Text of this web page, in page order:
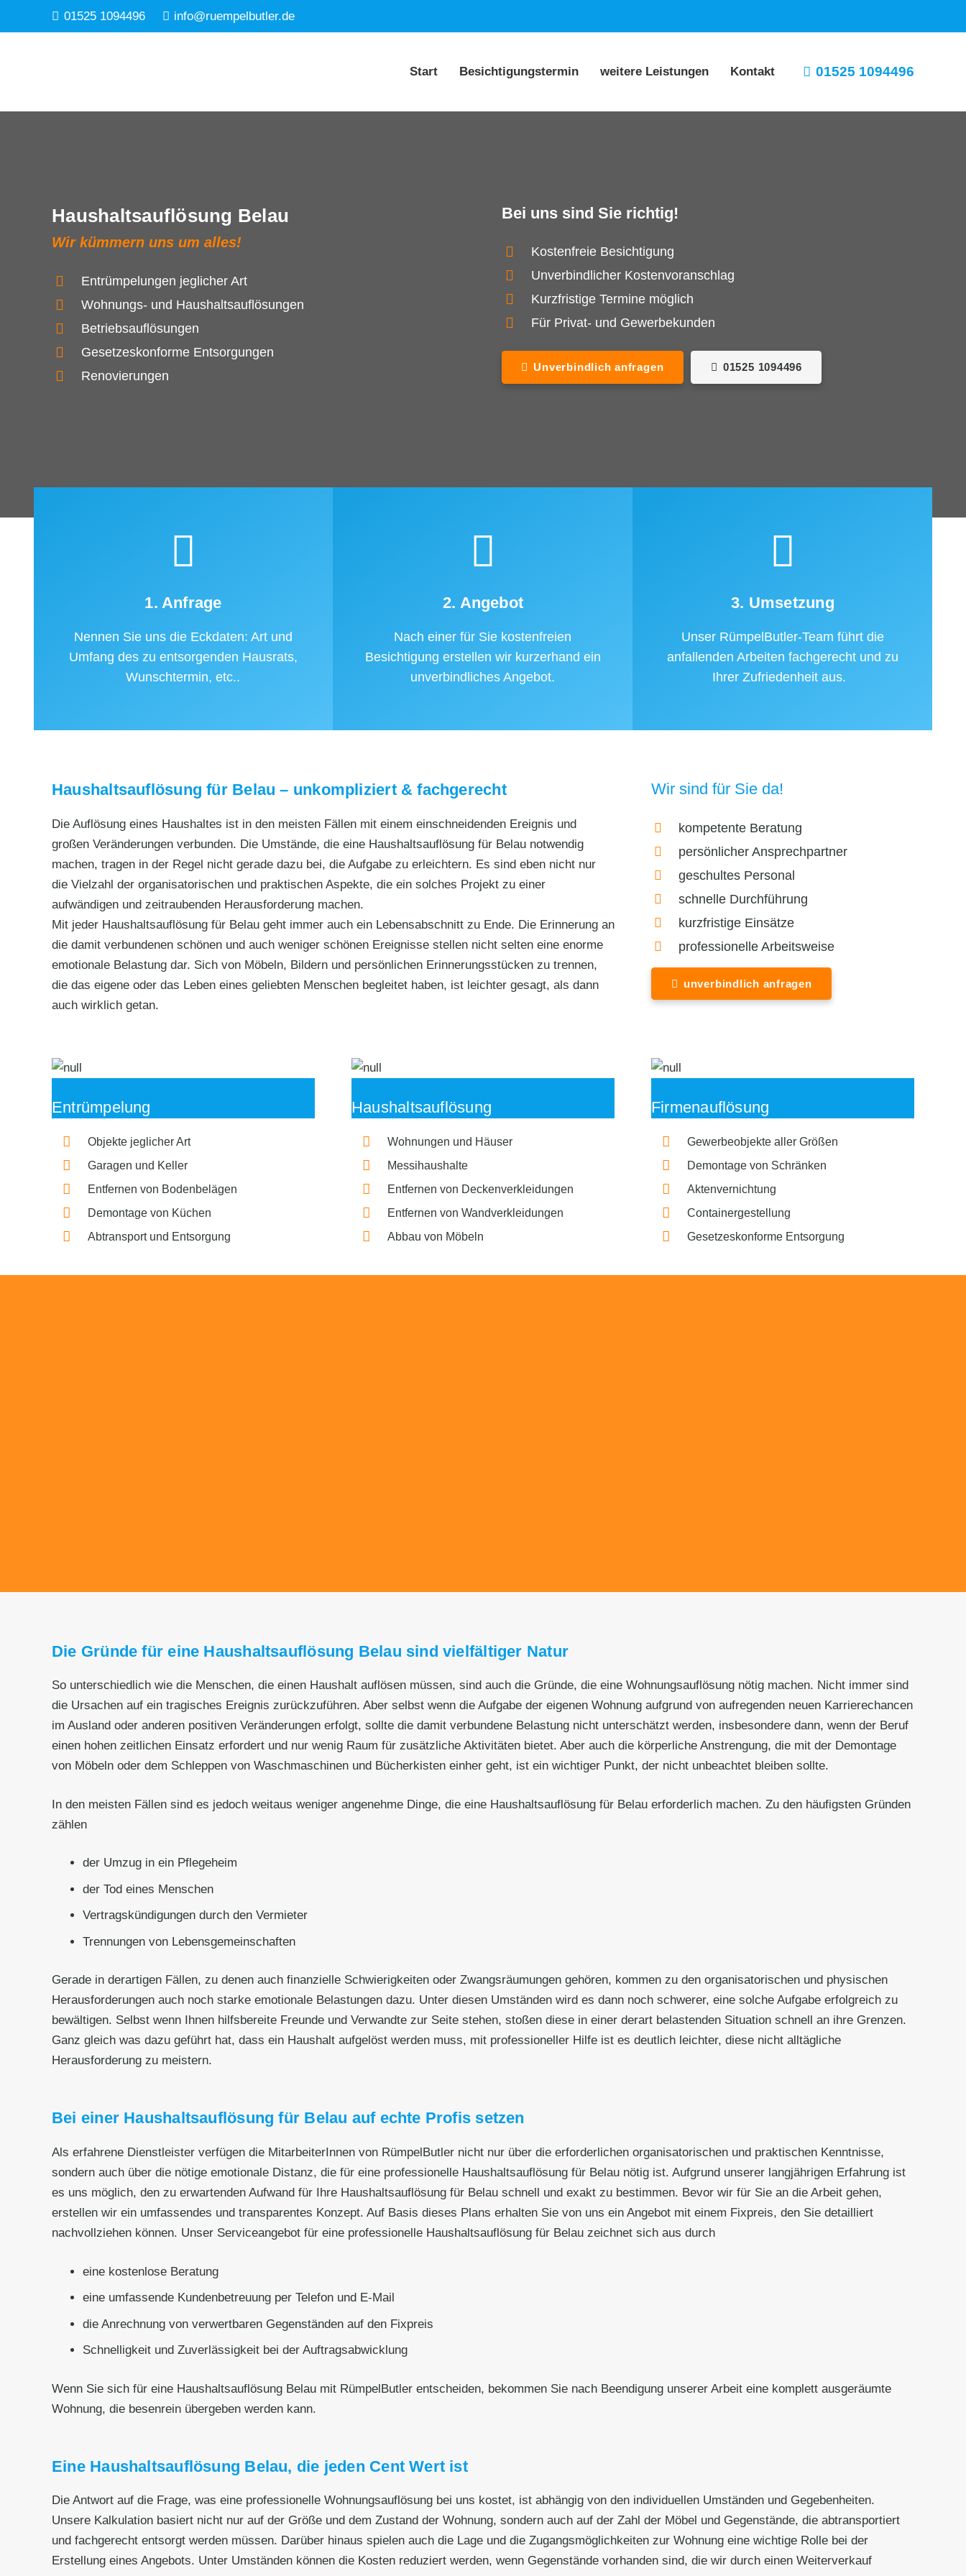
01525 1094496 info@ruempelbutler.de
Start Besichtigungstermin weitere Leistungen Kontakt 01525 1094496
Haushaltsauflösung Belau
Wir kümmern uns um alles!
Entrümpelungen jeglicher Art
Wohnungs- und Haushaltsauflösungen
Betriebsauflösungen
Gesetzeskonforme Entsorgungen
Renovierungen
Bei uns sind Sie richtig!
Kostenfreie Besichtigung
Unverbindlicher Kostenvoranschlag
Kurzfristige Termine möglich
Für Privat- und Gewerbekunden
Unverbindlich anfragen 01525 1094496
1. Anfrage
Nennen Sie uns die Eckdaten: Art und
Umfang des zu entsorgenden Hausrats,
Wunschtermin, etc..
2. Angebot
Nach einer für Sie kostenfreien
Besichtigung erstellen wir kurzerhand ein
unverbindliches Angebot.
3. Umsetzung
Unser RümpelButler-Team führt die
anfallenden Arbeiten fachgerecht und zu
Ihrer Zufriedenheit aus.
Haushaltsauflösung für Belau – unkompliziert & fachgerecht
Die Auflösung eines Haushaltes ist in den meisten Fällen mit einem einschneidenden Ereignis und
großen Veränderungen verbunden. Die Umstände, die eine Haushaltsauflösung für Belau notwendig
machen, tragen in der Regel nicht gerade dazu bei, die Aufgabe zu erleichtern. Es sind eben nicht nur
die Vielzahl der organisatorischen und praktischen Aspekte, die ein solches Projekt zu einer
aufwändigen und zeitraubenden Herausforderung machen.
Mit jeder Haushaltsauflösung für Belau geht immer auch ein Lebensabschnitt zu Ende. Die Erinnerung an
die damit verbundenen schönen und auch weniger schönen Ereignisse stellen nicht selten eine enorme
emotionale Belastung dar. Sich von Möbeln, Bildern und persönlichen Erinnerungsstücken zu trennen,
die das eigene oder das Leben eines geliebten Menschen begleitet haben, ist leichter gesagt, als dann
auch wirklich getan.
Wir sind für Sie da!
kompetente Beratung
persönlicher Ansprechpartner
geschultes Personal
schnelle Durchführung
kurzfristige Einsätze
professionelle Arbeitsweise
unverbindlich anfragen
Entrümpelung
Objekte jeglicher Art
Garagen und Keller
Entfernen von Bodenbelägen
Demontage von Küchen
Abtransport und Entsorgung
Haushaltsauflösung
Wohnungen und Häuser
Messihaushalte
Entfernen von Deckenverkleidungen
Entfernen von Wandverkleidungen
Abbau von Möbeln
Firmenauflösung
Gewerbeobjekte aller Größen
Demontage von Schränken
Aktenvernichtung
Containergestellung
Gesetzeskonforme Entsorgung
Die Gründe für eine Haushaltsauflösung Belau sind vielfältiger Natur
So unterschiedlich wie die Menschen, die einen Haushalt auflösen müssen, sind auch die Gründe, die eine Wohnungsauflösung nötig machen. Nicht immer sind
die Ursachen auf ein tragisches Ereignis zurückzuführen. Aber selbst wenn die Aufgabe der eigenen Wohnung aufgrund von aufregenden neuen Karrierechancen
im Ausland oder anderen positiven Veränderungen erfolgt, sollte die damit verbundene Belastung nicht unterschätzt werden, insbesondere dann, wenn der Beruf
einen hohen zeitlichen Einsatz erfordert und nur wenig Raum für zusätzliche Aktivitäten bietet. Aber auch die körperliche Anstrengung, die mit der Demontage
von Möbeln oder dem Schleppen von Waschmaschinen und Bücherkisten einher geht, ist ein wichtiger Punkt, der nicht unbeachtet bleiben sollte.
In den meisten Fällen sind es jedoch weitaus weniger angenehme Dinge, die eine Haushaltsauflösung für Belau erforderlich machen. Zu den häufigsten Gründen
zählen
der Umzug in ein Pflegeheim
der Tod eines Menschen
Vertragskündigungen durch den Vermieter
Trennungen von Lebensgemeinschaften
Gerade in derartigen Fällen, zu denen auch finanzielle Schwierigkeiten oder Zwangsräumungen gehören, kommen zu den organisatorischen und physischen
Herausforderungen auch noch starke emotionale Belastungen dazu. Unter diesen Umständen wird es dann noch schwerer, eine solche Aufgabe erfolgreich zu
bewältigen. Selbst wenn Ihnen hilfsbereite Freunde und Verwandte zur Seite stehen, stoßen diese in einer derart belastenden Situation schnell an ihre Grenzen.
Ganz gleich was dazu geführt hat, dass ein Haushalt aufgelöst werden muss, mit professioneller Hilfe ist es deutlich leichter, diese nicht alltägliche
Herausforderung zu meistern.
Bei einer Haushaltsauflösung für Belau auf echte Profis setzen
Als erfahrene Dienstleister verfügen die MitarbeiterInnen von RümpelButler nicht nur über die erforderlichen organisatorischen und praktischen Kenntnisse,
sondern auch über die nötige emotionale Distanz, die für eine professionelle Haushaltsauflösung für Belau nötig ist. Aufgrund unserer langjährigen Erfahrung ist
es uns möglich, den zu erwartenden Aufwand für Ihre Haushaltsauflösung für Belau schnell und exakt zu bestimmen. Bevor wir für Sie an die Arbeit gehen,
erstellen wir ein umfassendes und transparentes Konzept. Auf Basis dieses Plans erhalten Sie von uns ein Angebot mit einem Fixpreis, den Sie detailliert
nachvollziehen können. Unser Serviceangebot für eine professionelle Haushaltsauflösung für Belau zeichnet sich aus durch
eine kostenlose Beratung
eine umfassende Kundenbetreuung per Telefon und E-Mail
die Anrechnung von verwertbaren Gegenständen auf den Fixpreis
Schnelligkeit und Zuverlässigkeit bei der Auftragsabwicklung
Wenn Sie sich für eine Haushaltsauflösung Belau mit RümpelButler entscheiden, bekommen Sie nach Beendigung unserer Arbeit eine komplett ausgeräumte
Wohnung, die besenrein übergeben werden kann.
Eine Haushaltsauflösung Belau, die jeden Cent Wert ist
Die Antwort auf die Frage, was eine professionelle Wohnungsauflösung bei uns kostet, ist abhängig von den individuellen Umständen und Gegebenheiten.
Unsere Kalkulation basiert nicht nur auf der Größe und dem Zustand der Wohnung, sondern auch auf der Zahl der Möbel und Gegenstände, die abtransportiert
und fachgerecht entsorgt werden müssen. Darüber hinaus spielen auch die Lage und die Zugangsmöglichkeiten zur Wohnung eine wichtige Rolle bei der
Erstellung eines Angebots. Unter Umständen können die Kosten reduziert werden, wenn Gegenstände vorhanden sind, die wir durch einen Weiterverkauf